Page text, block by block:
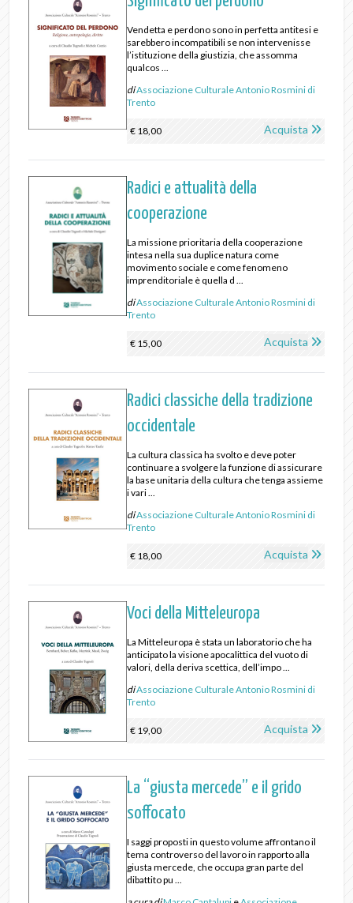
Vendetta e perdono sono in perfetta antitesi e
sarebbero incompatibili se non intervenisse
l’istituzione della giustizia, che assomma
qualcos ...
diAssociazione Culturale Antonio Rosmini di
Trento
€ 18,00 Acquista
Radici e attualità della
cooperazione
La missione prioritaria della cooperazione
intesa nella sua duplice natura come
movimento sociale e come fenomeno
imprenditoriale è quella d ...
diAssociazione Culturale Antonio Rosmini di
Trento
€ 15,00 Acquista
Radici classiche della tradizione
occidentale
La cultura classica ha svolto e deve poter
continuare a svolgere la funzione di assicurare
la base unitaria della cultura che tenga assieme
i vari ...
diAssociazione Culturale Antonio Rosmini di
Trento
€ 18,00 Acquista
Voci della Mitteleuropa
La Mitteleuropa è stata un laboratorio che ha
anticipato la visione apocalittica del vuoto di
valori, della deriva scettica, dell’impo ...
diAssociazione Culturale Antonio Rosmini di
Trento
€ 19,00 Acquista
La “giusta mercede” e il grido
soffocato
I saggi proposti in questo volume affrontano il
tema controverso del lavoro in rapporto alla
giusta mercede, che occupa gran parte del
dibattito pu ...